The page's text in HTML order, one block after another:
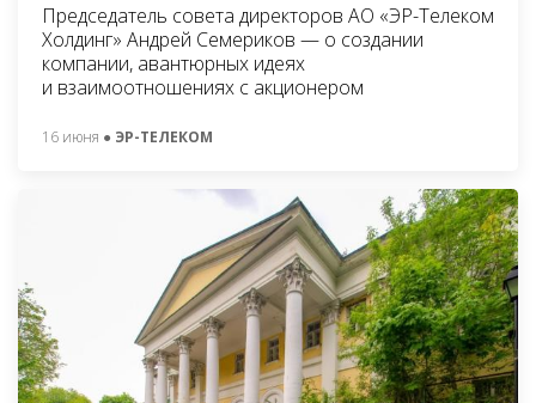
Председатель совета директоров АО «ЭР-Телеком
Холдинг» Андрей Семериков — о создании
компании, авантюрных идеях
и взаимоотношениях с акционером
16 июня ● ЭР-ТЕЛЕКОМ